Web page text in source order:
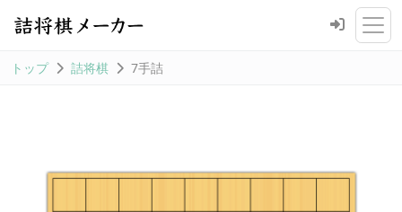
トップ 詰将棋 7手詰